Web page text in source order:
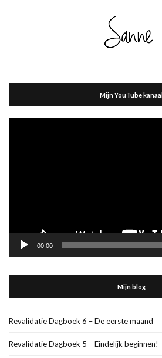
Mijn YouTube kanaal
00:00
Mijn blog
Revalidatie Dagboek 6 – De eerste maand
Revalidatie Dagboek 5 – Eindelijk beginnen!